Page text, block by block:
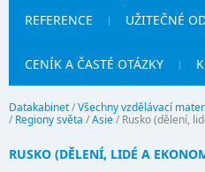
REFERENCE UŽITEČNÉ
CENÍK A ČASTÉ OTÁZKY
Datakabinet/Všechny vzdělávací
/ Regiony světa /Asie/ Rusko (dělení,
RUSKO (DĚLENÍ, LIDÉ A